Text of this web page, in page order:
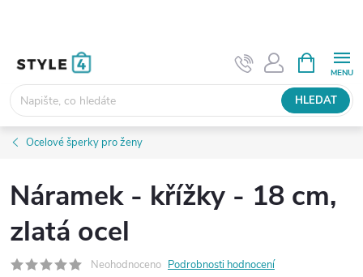
HLEDAT
NÁKUPNÍ
KOŠÍK
Ocelové šperky pro ženy
Náramek - křížky - 18 cm,
zlatá ocel
Neohodnoceno Podrobnosti hodnocení